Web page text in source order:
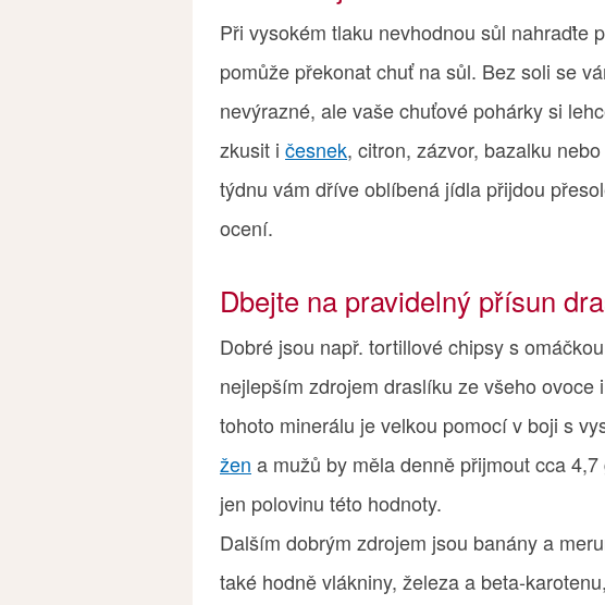
Při vysokém tlaku nevhodnou sůl nahraďte
pomůže překonat chuť na sůl. Bez soli se
nevýrazné, ale vaše chuťové pohárky si
zkusit i česnek, citron, zázvor, bazalku
týdnu vám dříve oblíbená jídla přijdou
ocení.
Dbejte na pravidelný přísun
Dobré jsou např. tortillové chipsy s
nejlepším zdrojem draslíku ze všeho ovoce
tohoto minerálu je velkou pomocí v boji s
žen a mužů by měla denně přijmout cca
jen polovinu této hodnoty.
Dalším dobrým zdrojem jsou banány a
také hodně vlákniny, železa a beta-